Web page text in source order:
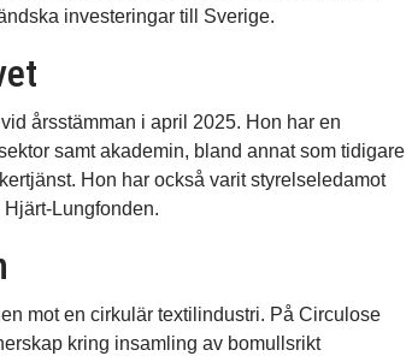
investeringar till Sverige.
årsstämman i april 2025. Hon har en
samt akademin, bland annat som tidigare
Hon har också varit styrelseledamot
Lungfonden.
mot en cirkulär textilindustri. På Circulose
kring insamling av bomullsrikt